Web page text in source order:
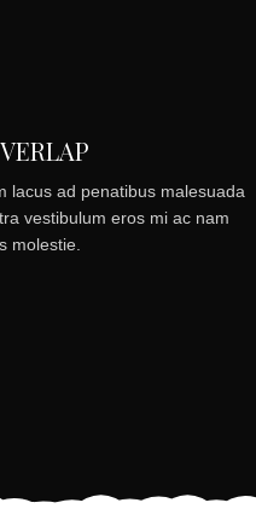
lacus ad penatibus malesuada
vestibulum eros mi ac nam
molestie.